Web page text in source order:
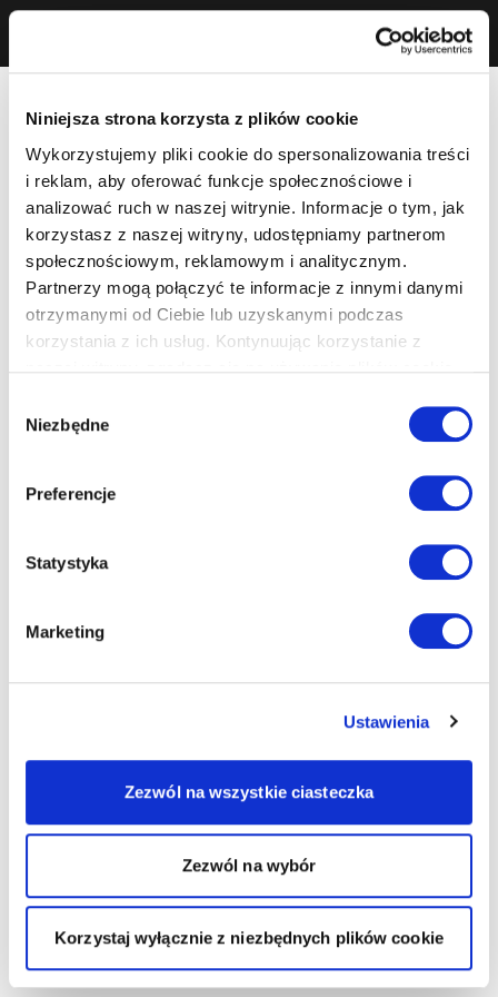
Niniejsza strona korzysta z plików cookie
Wykorzystujemy pliki cookie do spersonalizowania treści
i reklam, aby oferować funkcje społecznościowe i
analizować ruch w naszej witrynie. Informacje o tym, jak
korzystasz z naszej witryny, udostępniamy partnerom
społecznościowym, reklamowym i analitycznym.
Partnerzy mogą połączyć te informacje z innymi danymi
otrzymanymi od Ciebie lub uzyskanymi podczas
korzystania z ich usług. Kontynuując korzystanie z
zgody
Niezbędne
Preferencje
Statystyka
Marketing
Ustawienia
Zezwól na wszystkie ciasteczka
Zezwól na wybór
Korzystaj wyłącznie z niezbędnych plików cookie